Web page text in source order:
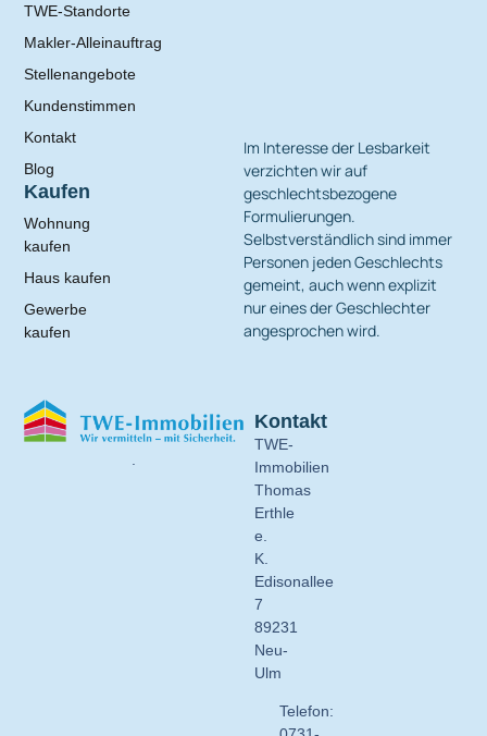
Im Interesse der Lesbarkeit
verzichten wir auf
geschlechtsbezogene
Formulierungen.
Selbstverständlich sind immer
Personen jeden Geschlechts
gemeint, auch wenn explizit
nur eines der Geschlechter
angesprochen wird.
Kontakt
TWE-
Immobilien
Thomas
Erthle
e.
K.
Edisonallee
7
89231
Neu-
Ulm
Telefon:
TWE-Standorte
Makler-Alleinauftrag
Stellenangebote
Kundenstimmen
Kontakt
Blog
Kaufen
Wohnung
kaufen
Haus kaufen
Gewerbe
kaufen